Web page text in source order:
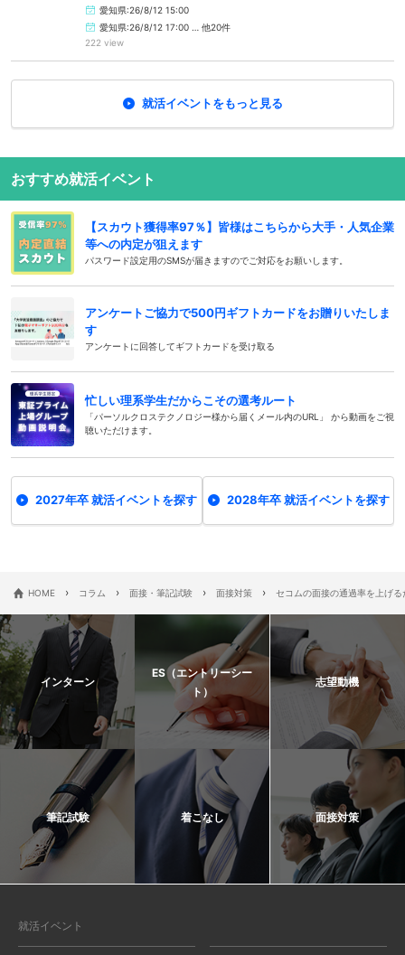
愛知県:26/8/12 15:00
愛知県:26/8/12 17:00 … 他20件
222 view
就活イベントをもっと見る
おすすめ就活イベント
【スカウト獲得率97％】皆様はこちらから大手・人気企業
等への内定が狙えます
パスワード設定用のSMSが届きますのでご対応をお願いします。
アンケートご協力で500円ギフトカードをお贈りいたしま
す
アンケートに回答してギフトカードを受け取る
忙しい理系学生だからこその選考ルート
「パーソルクロステクノロジー様から届くメール内のURL」 から動画をご視
聴いただけます。
2027年卒 就活イベントを探す 2028年卒 就活イベントを探す
HOME › コラム › 面接・筆記試験 › 面接対策 › セコムの面接の通過率を上げ
インターン
ES（エントリーシー
ト）
志望動機
筆記試験 着こなし 面接対策
就活イベント